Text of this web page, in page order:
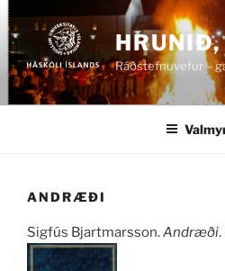
Fara
að
efni
Ráðstefnuvefur –
ANDRÆÐI
Sigfús Bjartmarsson.Andræði.